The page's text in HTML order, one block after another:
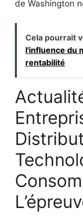
de Washington
Cela pourrait
l'influence du
rentabilité